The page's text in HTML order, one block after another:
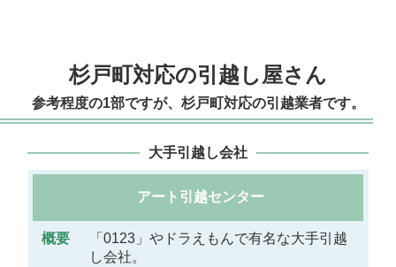
杉戸町対応の引越し屋さん
参考程度の1部ですが、杉戸町対応の引越業者です。
大手引越し会社
要
アート引越センター
「0123」やドラえもんで有名な大手引越
し会社。